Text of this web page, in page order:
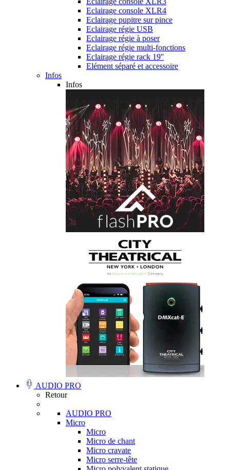
Eclairage console XLR4
Eclairage pupitre sur pince
Eclairage régie USB
Eclairage régie à poser
Eclairage régie multi-fonctions
Eclairage régie rack 19''
Elément séparé et accessoire
Infos
Infos
AUDIO PRO
Retour
AUDIO PRO
Micro
Micro
Micro de chant
Micro cravate
Micro serre-tête